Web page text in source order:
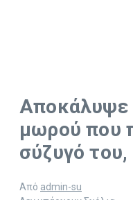
Αποκάλυψε
μωρού που
σύζυγό
Από admin-su